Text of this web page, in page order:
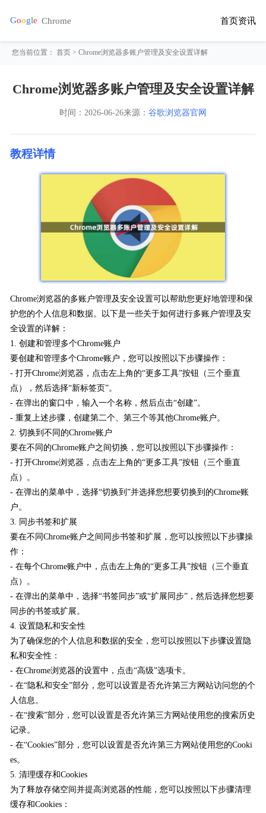
首页资讯
您当前位置：首页 > Chrome浏览器多账户管理及安全设置详解
Chrome浏览器多账户管理及安全设置详解
时间： 2026-06-26来源： 谷歌浏览器官网
教程详情
Chrome浏览器的多账户管理及安全设置可以帮助您更好地管理和保
护您的个人信息和数据。以下是一些关于如何进行多账户管理及安
全设置的详解：
1. 创建和管理多个Chrome账户
要创建和管理多个Chrome账户，您可以按照以下步骤操作：
- 打开Chrome浏览器，点击左上角的“更多工具”按钮（三个垂直
点），然后选择“新标签页”。
- 在弹出的窗口中，输入一个名称，然后点击“创建”。
- 重复上述步骤，创建第二个、第三个等其他Chrome账户。
2. 切换到不同的Chrome账户
要在不同的Chrome账户之间切换，您可以按照以下步骤操作：
- 打开Chrome浏览器，点击左上角的“更多工具”按钮（三个垂直
点）。
- 在弹出的菜单中，选择“切换到”并选择您想要切换到的Chrome账
户。
3. 同步书签和扩展
要在不同Chrome账户之间同步书签和扩展，您可以按照以下步骤操
作：
- 在每个Chrome账户中，点击左上角的“更多工具”按钮（三个垂直
点）。
- 在弹出的菜单中，选择“书签同步”或“扩展同步”，然后选择您想要
同步的书签或扩展。
4. 设置隐私和安全性
为了确保您的个人信息和数据的安全，您可以按照以下步骤设置隐
私和安全性：
- 在Chrome浏览器的设置中，点击“高级”选项卡。
- 在“隐私和安全”部分，您可以设置是否允许第三方网站访问您的个
人信息。
- 在“搜索”部分，您可以设置是否允许第三方网站使用您的搜索历史
记录。
- 在“Cookies”部分，您可以设置是否允许第三方网站使用您的Cooki
es。
5. 清理缓存和Cookies
为了释放存储空间并提高浏览器的性能，您可以按照以下步骤清理
缓存和Cookies：